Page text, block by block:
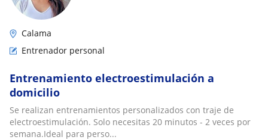
Calama
Entrenador personal
Entrenamiento electroestimulación a
domicilio
Se realizan entrenamientos personalizados con traje de
electroestimulación. Solo necesitas 20 minutos - 2 veces por
semana.Ideal para perso...